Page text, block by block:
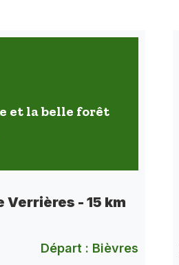
et la belle forêt
- 15 km
Départ : Bièvres